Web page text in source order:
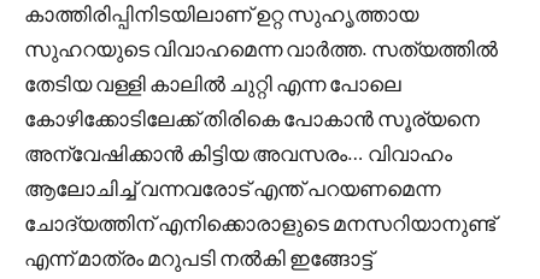
കാത്തിരിപ്പിനിടയിലാണ് ഉറ്റ സുഹൃത്തായ
സുഹറയുടെ വിവാഹമെന്ന വാർത്ത. സത്യത്തിൽ
തേടിയ വള്ളി കാലിൽ ചുറ്റി എന്ന പോലെ
കോഴിക്കോടിലേക്ക്‌ തിരികെ പോകാൻ സൂര്യനെ
അന്വേഷിക്കാൻ കിട്ടിയ അവസരം… വിവാഹം
ആലോചിച്ച് വന്നവരോട് എന്ത് പറയണമെന്ന
ചോദ്യത്തിന് എനിക്കൊരാളുടെ മനസറിയാനുണ്ട്
എന്ന് മാത്രം മറുപടി നൽകി ഇങ്ങോട്ട്